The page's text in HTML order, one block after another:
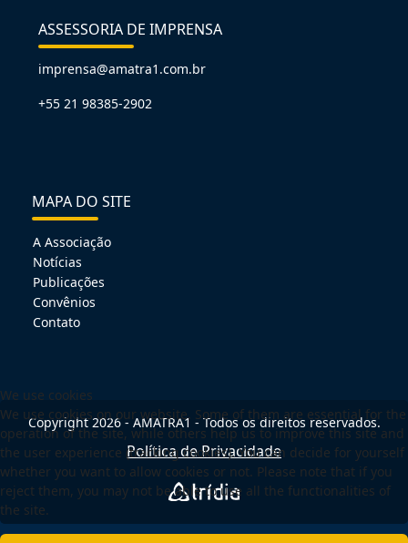
ASSESSORIA DE IMPRENSA
imprensa@amatra1.com.br
+55 21 98385-2902
MAPA DO SITE
A Associação
Notícias
Publicações
Convênios
Contato
Copyright 2026 - AMATRA1 - Todos os direitos reservados.
Política de Privacidade
We use cookies
We use cookies on our website. Some of them are essential for the
operation of the site, while others help us to improve this site and
the user experience (tracking cookies). You can decide for yourself
whether you want to allow cookies or not. Please note that if you
reject them, you may not be able to use all the functionalities of
the site.